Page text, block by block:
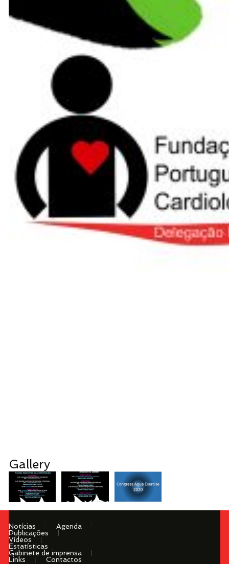
Gallery
Notícias
Agenda
Publicações
Vídeos
Estatísticas
Gabinete de imprensa
Links
Contactos